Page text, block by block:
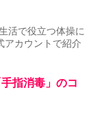
活で役立つ体操に
アカウントで紹介
指消毒」のコ